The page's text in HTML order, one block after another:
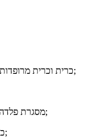
2> כרית וכרית מרופדות יתר על המידה יכולות לתת לך נוחות אולטימטיבית;
4> מסגרת פלדה באיכות גבוהה מבטיחה כיסא זה יחזיק מעמד שנים;
5>כורסה פשוטה יכולה להתאים לכל מה שאתם צריכים;